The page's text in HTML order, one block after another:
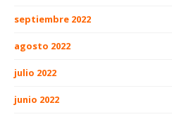
septiembre 2022
agosto 2022
julio 2022
junio 2022